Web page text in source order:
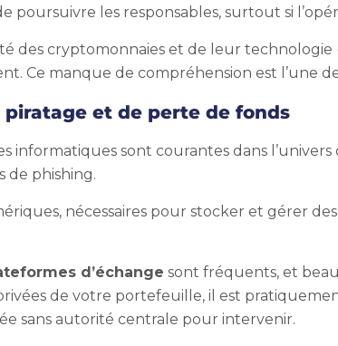
poursuivre les responsables, surtout si
des cryptomonnaies et de leur
Ce manque de compréhension est l’une
piratage et de perte de fonds
informatiques sont courantes dans
de phishing.
nécessaires pour stocker et gérer
d’échange sont fréquents, et
de votre portefeuille, il est
sans autorité centrale pour intervenir.